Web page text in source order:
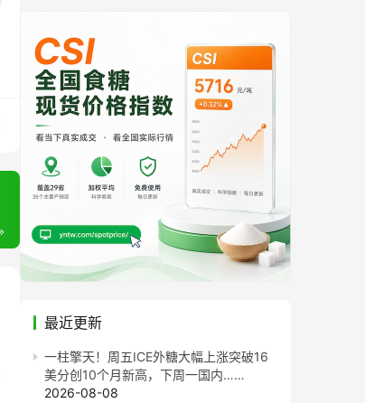
最近更新
一柱擎天！周五ICE外糖大幅上涨突破16
美分创10个月新高，下周一国内……
2026-08-08